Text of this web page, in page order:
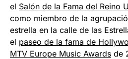
el Salón de la Fama del Reino
como miembro de la
estrella en la calle de las
el paseo de la fama de
MTV Europe Music Awards de